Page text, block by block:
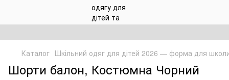
Каталог Шкільний одяг для дітей 2026 — форма для
Шорти балон, Костюмна Чорний